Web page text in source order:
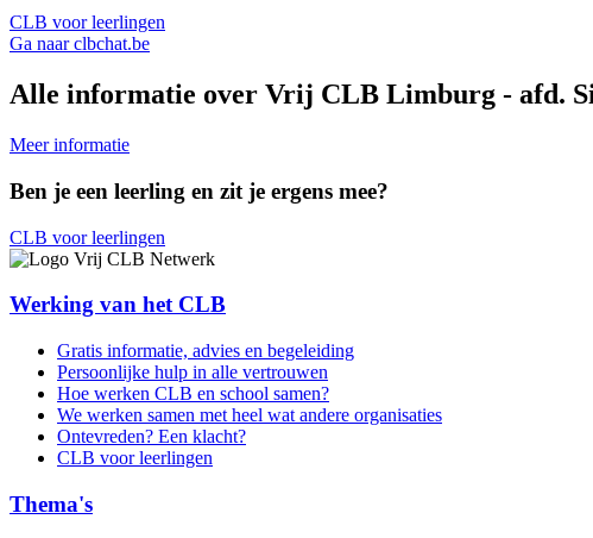
CLB voor leerlingen
Ga naar clbchat.be
Alle informatie over Vrij CLB Limburg - afd.
Meer informatie
Ben je een leerling en zit je ergens mee?
CLB voor leerlingen
Werking van het CLB
Gratis informatie, advies en begeleiding
Persoonlijke hulp in alle vertrouwen
Hoe werken CLB en school samen?
We werken samen met heel wat andere organisaties
Ontevreden? Een klacht?
CLB voor leerlingen
Thema's